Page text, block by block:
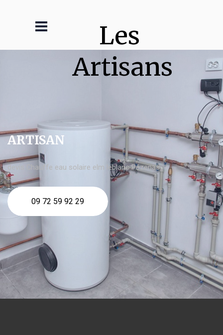
Les
Artisans
ARTISAN
devis Chauffe eau solaire elm leblanc Pézenas
09 72 59 92 29